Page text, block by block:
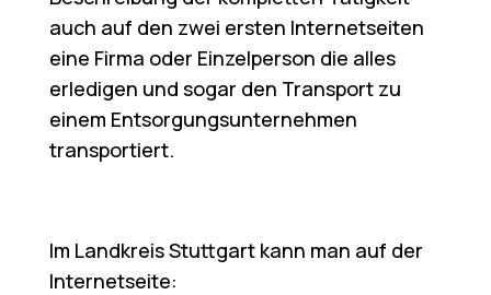
auch auf den zwei ersten Internetseiten
eine Firma oder Einzelperson die alles
erledigen und sogar den Transport zu
einem Entsorgungsunternehmen
transportiert.
Im Landkreis Stuttgart kann man auf der
Internetseite: